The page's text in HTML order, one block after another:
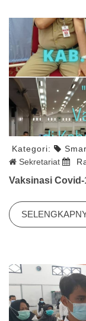
Kategori:
Sekretariat
Vaksinasi Covid-